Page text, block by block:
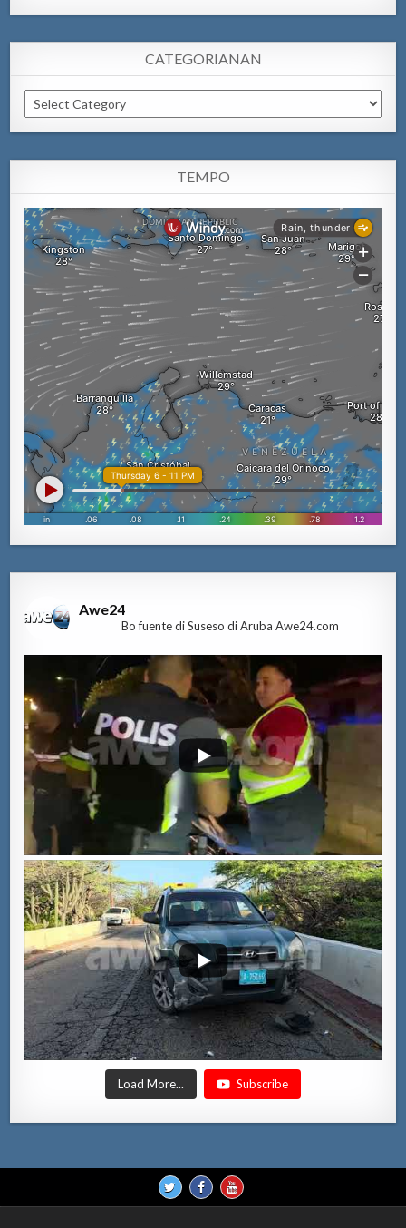
CATEGORIANAN
Categorianan
TEMPO
Awe24
Bo fuente di Suseso di Aruba Awe24.com
Load More... Subscribe